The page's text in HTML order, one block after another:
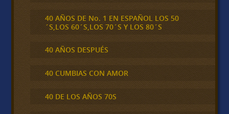
40 AÑOS DE No. 1 EN ESPAÑOL LOS 50
´S,LOS 60´S,LOS 70´S Y LOS 80´S
40 AÑOS DESPUÉS
40 CUMBIAS CON AMOR
40 DE LOS AÑOS 70S